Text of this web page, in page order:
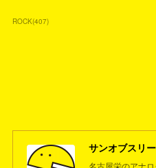
ROCK(407)